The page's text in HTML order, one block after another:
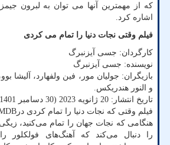
که از مهمترین آنها می توان به لبرون
اشاره کرد.
فیلم وقتی نجات دنیا را تمام می کردی
کارگردان: جسی آیزنبرگ
نویسنده: جسی آیزنبرگ
بازیگران: جولیان مور، فین ولفهارد، آلیشا
و النور هندریکس.
تاریخ انتشار: 20 ژانویه 2023 (30 دسامبر 1401)
فیلم وقتی که نجات دنیا را تمام کردی در
هنگامی که نجات جهان را تمام می‌کنید،
را دنبال می‌کند که آهنگ‌های فولکلور